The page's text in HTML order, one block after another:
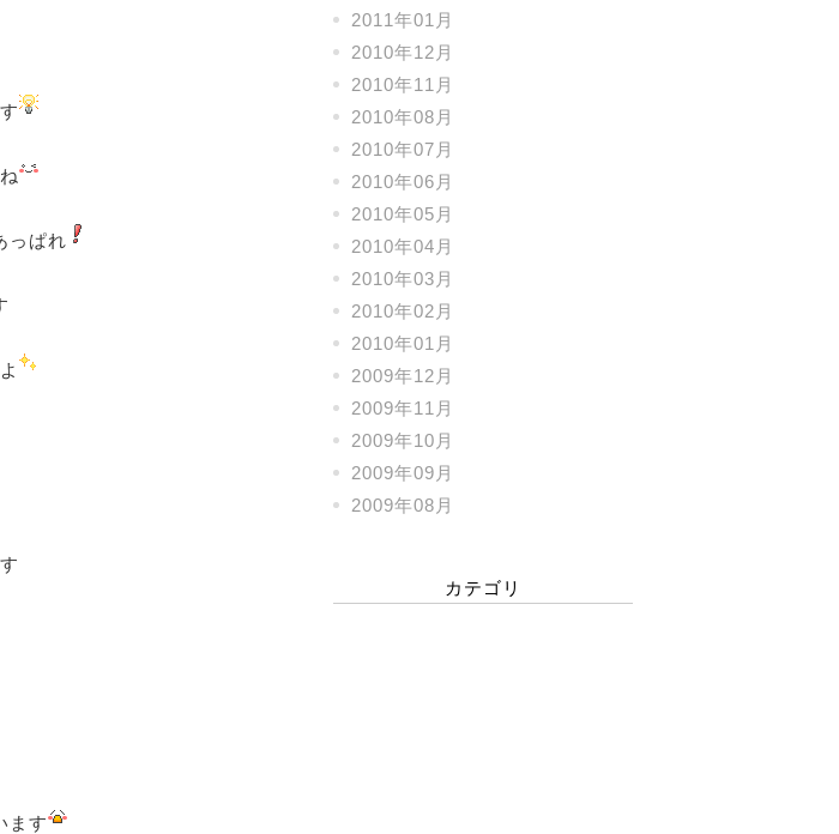
っぱれ
ます
2011年01月
2010年12月
2010年11月
2010年08月
2010年07月
2010年06月
2010年05月
2010年04月
2010年03月
2010年02月
2010年01月
2009年12月
2009年11月
2009年10月
2009年09月
2009年08月
カテゴリ